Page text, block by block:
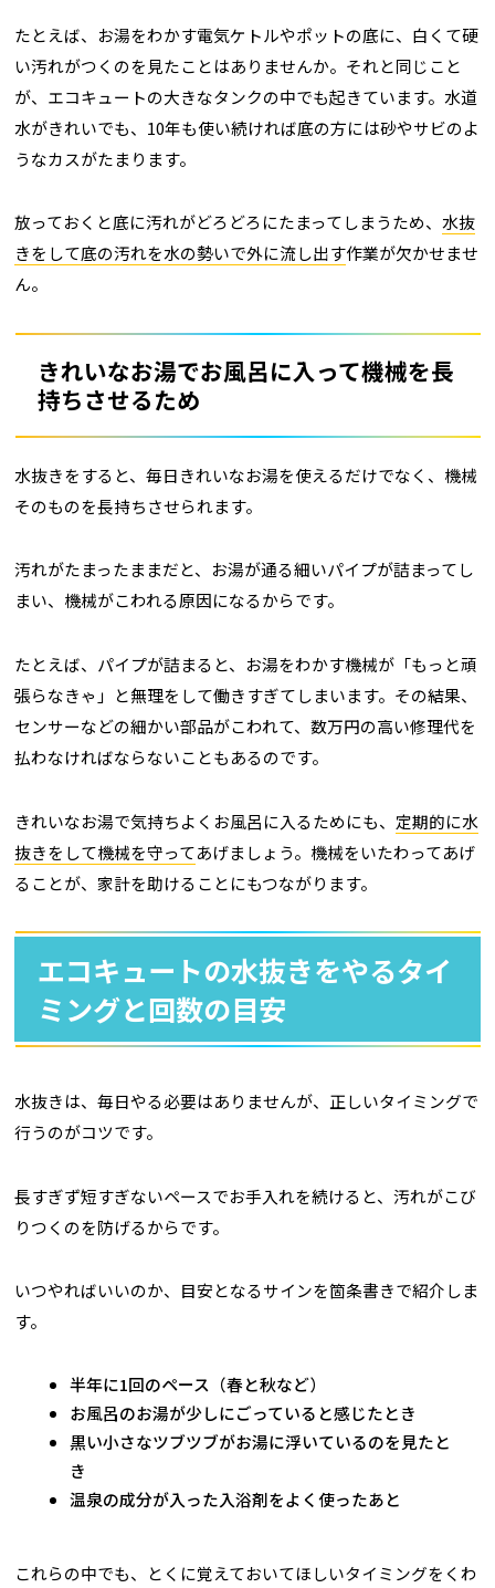
たとえば、お湯をわかす電気ケトルやポットの底に、白くて硬
い汚れがつくのを見たことはありませんか。それと同じこと
が、エコキュートの大きなタンクの中でも起きています。水道
水がきれいでも、10年も使い続ければ底の方には砂やサビのよ
うなカスがたまります。
放っておくと底に汚れがどろどろにたまってしまうため、水抜
きをして底の汚れを水の勢いで外に流し出す作業が欠かせませ
ん。
きれいなお湯でお風呂に入って機械を長
持ちさせるため
水抜きをすると、毎日きれいなお湯を使えるだけでなく、機械
そのものを長持ちさせられます。
汚れがたまったままだと、お湯が通る細いパイプが詰まってし
まい、機械がこわれる原因になるからです。
たとえば、パイプが詰まると、お湯をわかす機械が「もっと頑
張らなきゃ」と無理をして働きすぎてしまいます。その結果、
センサーなどの細かい部品がこわれて、数万円の高い修理代を
払わなければならないこともあるのです。
きれいなお湯で気持ちよくお風呂に入るためにも、 定期的に水
抜きをして機械を守ってあげましょう。機械をいたわってあげ
ることが、家計を助けることにもつながります。
エコキュートの水抜きをやるタイ
ミングと回数の目安
水抜きは、毎日やる必要はありませんが、正しいタイミングで
行うのがコツです。
長すぎず短すぎないペースでお手入れを続けると、汚れがこび
りつくのを防げるからです。
いつやればいいのか、目安となるサインを箇条書きで紹介しま
す。
半年に1回のペース（春と秋など）
お風呂のお湯が少しにごっていると感じたとき
黒い小さなツブツブがお湯に浮いているのを見たと
き
温泉の成分が入った入浴剤をよく使ったあと
これらの中でも、とくに覚えておいてほしいタイミングをくわ